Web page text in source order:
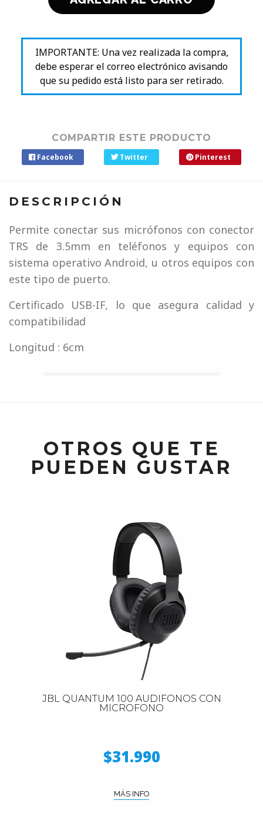
IMPORTANTE: Una vez realizada la compra,
debe esperar el correo electrónico avisando
que su pedido está listo para ser retirado.
COMPARTIR ESTE PRODUCTO
Facebook Twitter Pinterest
DESCRIPCIÓN
Permite conectar sus micrófonos con conector
TRS de 3.5mm en teléfonos y equipos con
sistema operativo Android, u otros equipos con
este tipo de puerto.
Certificado USB-IF, lo que asegura calidad y
compatibilidad
Longitud : 6cm
OTROS QUE TE
PUEDEN GUSTAR
JBL QUANTUM 100 AUDIFONOS CON
MICROFONO
$31.990
MÁS INFO